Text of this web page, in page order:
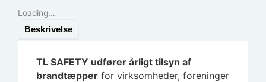
Loading...
Beskrivelse
TL SAFETY udfører årligt tilsyn af
brandtæpper for virksomheder, foreninger